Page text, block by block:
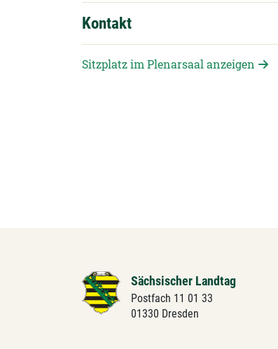
Kontakt
Sitzplatz im Plenarsaal anzeigen
Sächsischer Landtag
Postfach 11 01 33
01330 Dresden